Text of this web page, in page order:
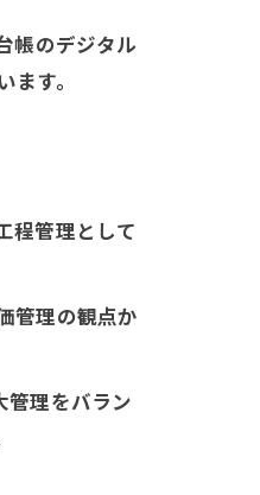
帳のデジタル
す。
程管理として
管理の観点か
管理をバラン